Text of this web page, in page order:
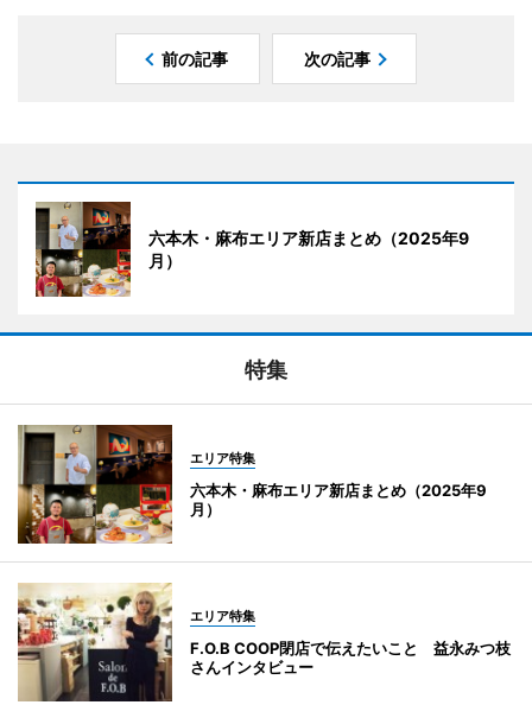
前の記事 次の記事
六本木・麻布エリア新店まとめ（2025年9
月）
特集
エリア特集
六本木・麻布エリア新店まとめ（2025年9
月）
エリア特集
F.O.B COOP閉店で伝えたいこと 益永みつ枝
さんインタビュー